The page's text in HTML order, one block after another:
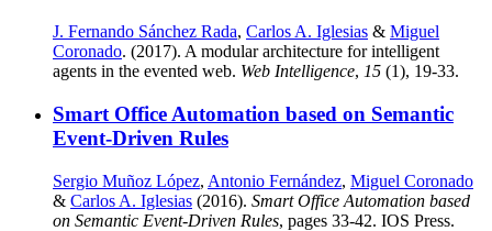
J. Fernando Sánchez Rada, Carlos A. Iglesias & Miguel
Coronado. (2017). A modular architecture for intelligent
agents in the evented web. Web Intelligence, 15 (1), 19-33.
Smart Office Automation based on Semantic
Event-Driven Rules
Sergio Muñoz López, Antonio Fernández, Miguel Coronado
& Carlos A. Iglesias (2016). Smart Office Automation based
on Semantic Event-Driven Rules, pages 33-42. IOS Press.